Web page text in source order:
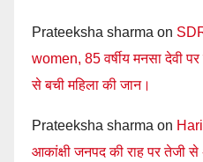
Prateeksha sharma on
women, 85 वर्षीय मनसा देवी पर
से बची महिला की जान।
Prateeksha sharma on
आकांक्षी जनपद की राह पर तेजी से